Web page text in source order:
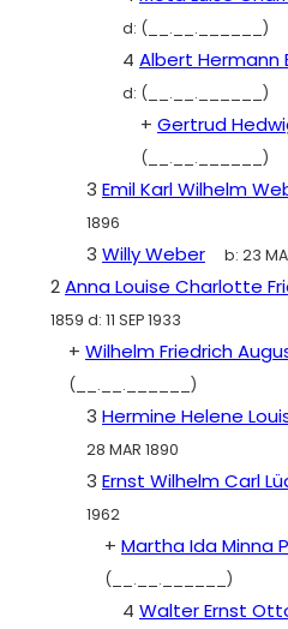
d: (__.__.______)
4 Albert Hermann
d: (__.__.______)
+ Gertrud
(__.__.______)
3 Emil Karl Wilhelm
1896
3 Willy Weber b: 23
2Anna Louise Charlotte
1859 d: 11 SEP 1933
+ Wilhelm Friedrich
(__.__.______)
3 Hermine Helene
28 MAR 1890
3 Ernst Wilhelm Carl
1962
+ Martha Ida Minna
(__.__.______)
4 Walter Ernst